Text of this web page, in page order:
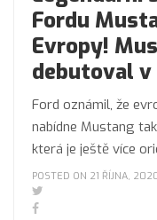
Fordu
Evropy!
debutoval v
Ford oznámil, že
nabídne Mustang
která je ještě více
POSTED ON 21 ŘÍJNA,